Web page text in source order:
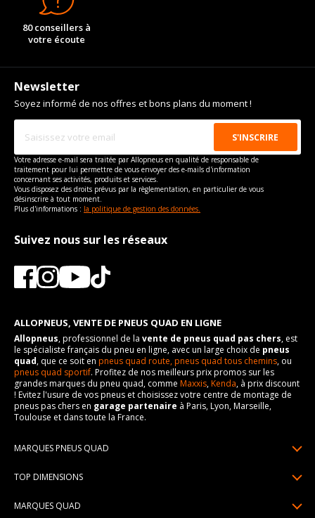
80 conseillers à
votre écoute
Newsletter
Soyez informé de nos offres et bons plans du moment !
Votre adresse e-mail sera traitée par Allopneus en qualité de responsable de
traitement pour lui permettre de vous envoyer des e-mails d'information
concernant ses activités, produits et services.
Vous disposez des droits prévus par la règlementation, en particulier de vous
désinscrire à tout moment.
Plus d'informations : la politique de gestion des données.
Suivez nous sur les réseaux
ALLOPNEUS, VENTE DE PNEUS QUAD EN LIGNE
Allopneus, professionnel de la vente de pneus quad pas chers, est
le spécialiste français du pneu en ligne, avec un large choix de pneus
quad, que ce soit en pneus quad route,pneus quad tous chemins, ou
pneus quad sportif. Profitez de nos meilleurs prix promos sur les
grandes marques du pneu quad, comme Maxxis,Kenda, à prix discount
! Evitez l'usure de vos pneus et choisissez votre centre de montage de
pneus pas chers en garage partenaire à Paris, Lyon, Marseille,
Toulouse et dans toute la France.
MARQUES PNEUS QUAD
Pneus BKT
TOP DIMENSIONS
MARQUES QUAD